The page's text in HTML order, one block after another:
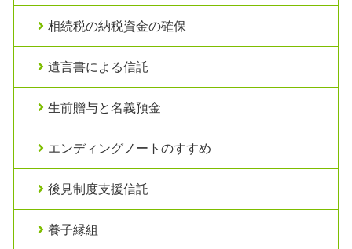
相続税の納税資金の確保
遺言書による信託
生前贈与と名義預金
エンディングノートのすすめ
後見制度支援信託
養子縁組